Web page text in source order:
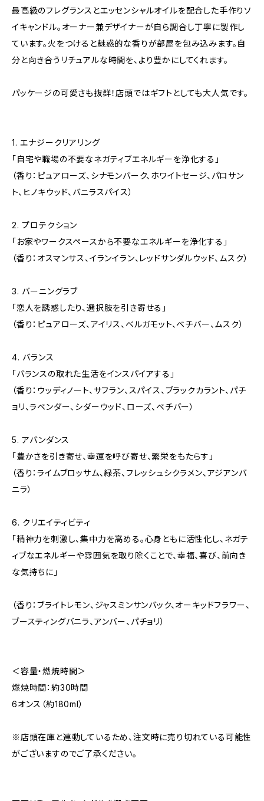
最高級のフレグランスとエッセンシャルオイルを配合した手作りソ
イキャンドル。オーナー兼デザイナーが自ら調合し丁寧に製作し
ています。火をつけると魅惑的な香りが部屋を包み込みます。自
分と向き合うリチュアルな時間を、より豊かにしてくれます。
パッケージの可愛さも抜群！店頭ではギフトとしても大人気です。
1. エナジークリアリング
「自宅や職場の不要なネガティブエネルギーを浄化する」
（香り：ピュアローズ、シナモンバーク、ホワイトセージ、パロサン
ト、ヒノキウッド、バニラスパイス）
2. プロテクション
「お家やワークスペースから不要なエネルギーを浄化する」
（香り：オスマンサス、イランイラン、レッドサンダルウッド、ムスク）
3. バーニングラブ
「恋人を誘惑したり、選択肢を引き寄せる」
（香り：ピュアローズ、アイリス、ベルガモット、ベチバー、ムスク）
4. バランス
「バランスの取れた生活をインスパイアする」
（香り：ウッディノート、サフラン、スパイス、ブラックカラント、パチ
ョリ、ラベンダー、シダーウッド、ローズ、ベチバー）
5. アバンダンス
「豊かさを引き寄せ、幸運を呼び寄せ、繁栄をもたらす」
（香り：ライムブロッサム、緑茶、フレッシュシクラメン、アジアンバ
ニラ）
6. クリエイティビティ
「精神力を刺激し、集中力を高める。心身ともに活性化し、ネガテ
ィブなエネルギーや雰囲気を取り除くことで、幸福、喜び、前向き
な気持ちに」
（香り：ブライトレモン、ジャスミンサンバック、オーキッドフラワー、
ブースティングバニラ、アンバー、パチョリ）
＜容量・燃焼時間＞
燃焼時間：約30時間
6オンス（約180ml）
※店頭在庫と連動しているため、注文時に売り切れている可能性
がございますのでご了承ください。